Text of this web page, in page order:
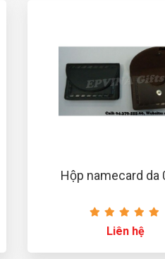
Hộp namecard da
Liên hệ